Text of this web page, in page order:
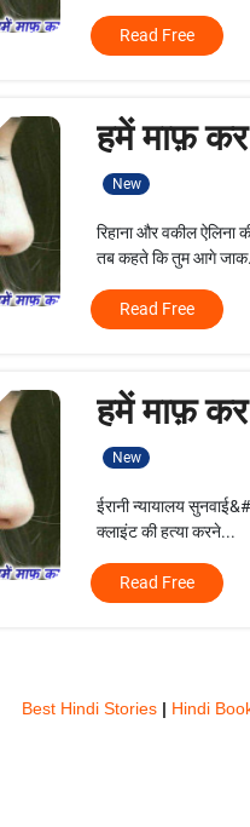
Read Free
हमें माफ़ कर
New
रिहाना और वकील ऐलिना
तब कहते कि तुम आगे
Read Free
हमें माफ़ कर
New
ईरानी न्यायालय
क्लाइंट की हत्या करने...
Read Free
Best Hindi Stories | Hindi